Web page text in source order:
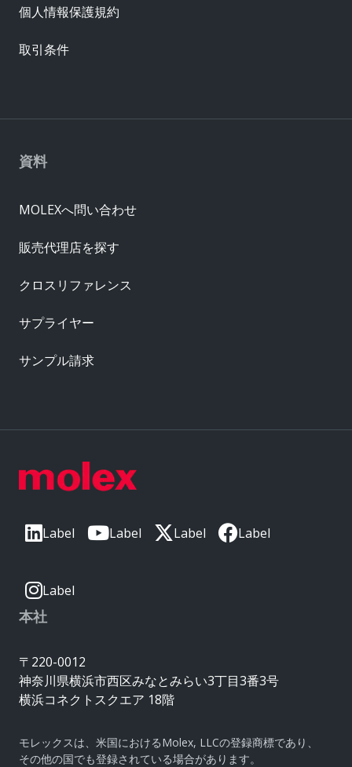
Label Label Label Label
Label
本社
〒220-0012
神奈川県横浜市西区みなとみらい3丁目3番3号
横浜コネクトスクエア 18階
モレックスは、米国におけるMolex, LLCの登録商標であり、
その他の国でも登録されている場合があります。
資料
MOLEXへ問い合わせ
販売代理店を探す
クロスリファレンス
サプライヤー
サンプル請求
個人情報保護規約
取引条件